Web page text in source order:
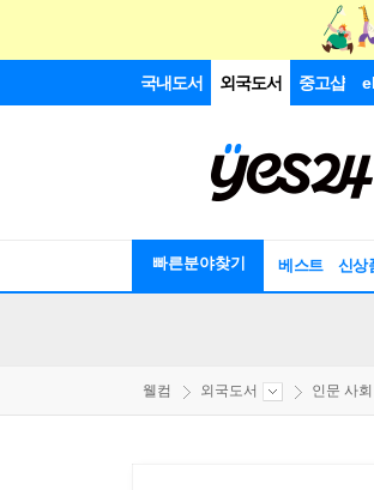
국내도서 외국도서 중고샵
빠른분야찾기 베스트 신상
웰컴 외국도서 인문 사회